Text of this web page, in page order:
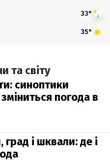
33°
35°
та світу
синоптики
погода в
град і шквали: де і